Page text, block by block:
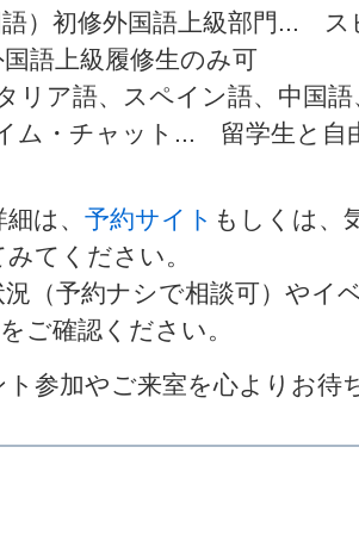
語）初修外国語上級部門...
語上級履修生のみ可
リア語、スペイン語、中国
ム・チャット... 留学生と自
は、 予約サイト もしくは、
てください。
（予約ナシで相談可）やイ
をご確認ください。
ト参加やご来室を心よりお待